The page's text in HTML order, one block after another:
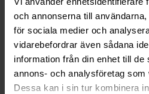
och annonserna till
för sociala medier och
vidarebefordrar även sådana
information från din enhet till de
annons- och analysföretag som
Dessa kan i sin tur kombinera